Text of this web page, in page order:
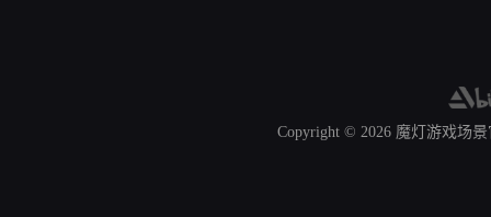
Copyright © 2026魔灯游戏场景